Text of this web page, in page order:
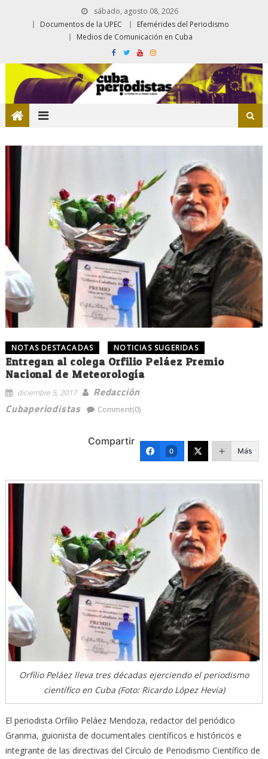
sábado, agosto 08, 2026
Documentos de la UPEC
Efemérides del Periodismo
Medios de Comunicación en Cuba
NOTAS DESTACADAS NOTICIAS SUGERIDAS
Entregan al colega Orfilio Peláez Premio
Nacional de Meteorología
diciembre 5, 2017
Redacción
Cubaperiodistas
Comment(0)
Compartir
0 Más
Orfilio Peláez lleva tres décadas ejerciendo el periodismo
científico en Cuba (Foto: Ricardo López Hevia)
El periodista Orfilio Peláez Mendoza, redactor del periódico
Granma, guionista de documentales científicos e históricos e
integrante de las directivas del Círculo de Periodismo Científico de